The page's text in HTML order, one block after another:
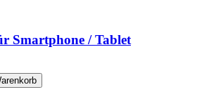
Smartphone / Tablet